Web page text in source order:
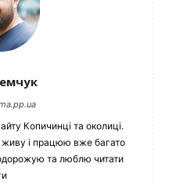
Копичинці та околиці.
живу і працюю вже багато
та люблю читати